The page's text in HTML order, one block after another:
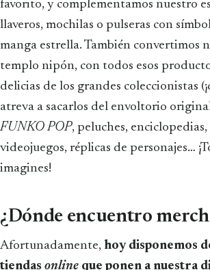
favorito, y complementamos nuestro
llaveros, mochilas o pulseras con
manga estrella. También convertimos
templo nipón, con todos esos
delicias de los grandes coleccionistas
atreva a sacarlos del envoltorio
FUNKO POP, peluches, enciclopedias,
videojuegos, réplicas de personajes…
imagines!
¿Dónde encuentro
Afortunadamente, hoy disponemos
tiendas online que ponen a nuestra